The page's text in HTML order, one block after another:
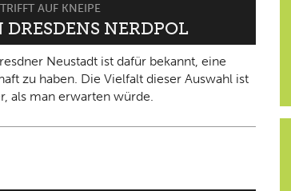
AUF KNEIPE
NERDPOL
Neustadt ist dafür bekannt, eine
zu haben. Die Vielfalt dieser Auswahl ist
als man erwarten würde.